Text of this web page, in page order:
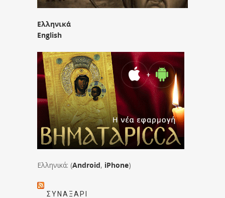
Ελληνικά
English
Ελληνικά: (Android, iPhone)
ΣΥΝΑΞΆΡΙ